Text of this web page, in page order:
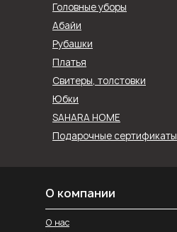
Головные уборы
Абайи
Рубашки
Юбки
SAHARA HOME
Платья
Свитеры, толстовки
Подарочные сертификаты
О компании
О нас